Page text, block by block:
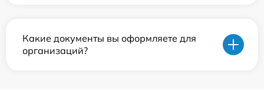
Какие документы вы оформляете для
организаций?